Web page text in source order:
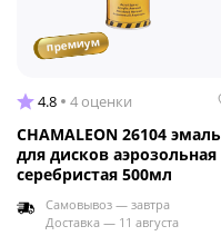
премиум
4.8 4 оценки
CHAMALEON 26104 эмаль
для дисков аэрозольная
серебристая 500мл
Самовывоз — завтра
Доставка — 11 августа